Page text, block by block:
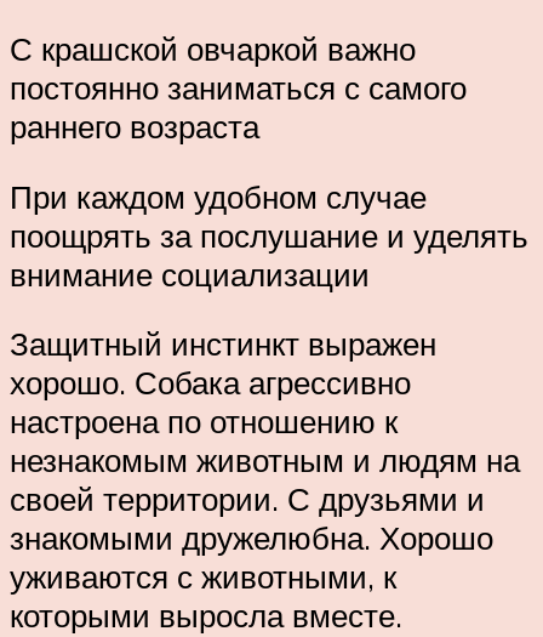
С крашской овчаркой важно
постоянно заниматься с самого
раннего возраста
При каждом удобном случае
поощрять за послушание и уделять
внимание социализации
Защитный инстинкт выражен
хорошо. Собака агрессивно
настроена по отношению к
незнакомым животным и людям на
своей территории. С друзьями и
знакомыми дружелюбна. Хорошо
уживаются с животными, к
которыми выросла вместе.